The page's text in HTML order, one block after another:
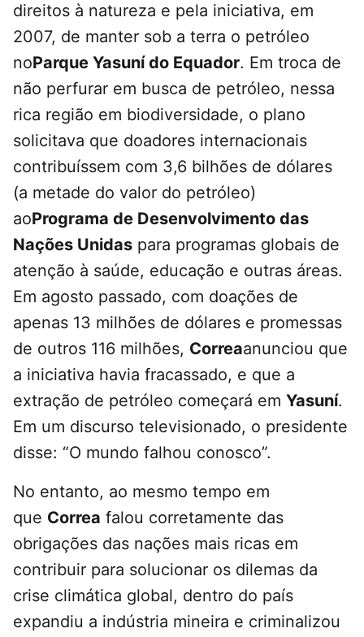
direitos à natureza e pela iniciativa, em
2007, de manter sob a terra o petróleo
noParque Yasuní do Equador. Em troca de
não perfurar em busca de petróleo, nessa
rica região em biodiversidade, o plano
solicitava que doadores internacionais
contribuíssem com 3,6 bilhões de dólares
(a metade do valor do petróleo)
aoPrograma de Desenvolvimento das
Nações Unidas para programas globais de
atenção à saúde, educação e outras áreas.
Em agosto passado, com doações de
apenas 13 milhões de dólares e promessas
de outros 116 milhões, Correaanunciou que
a iniciativa havia fracassado, e que a
extração de petróleo começará em Yasuní.
Em um discurso televisionado, o presidente
disse: “O mundo falhou conosco”.
No entanto, ao mesmo tempo em
que Correa falou corretamente das
obrigações das nações mais ricas em
contribuir para solucionar os dilemas da
crise climática global, dentro do país
expandiu a indústria mineira e criminalizou